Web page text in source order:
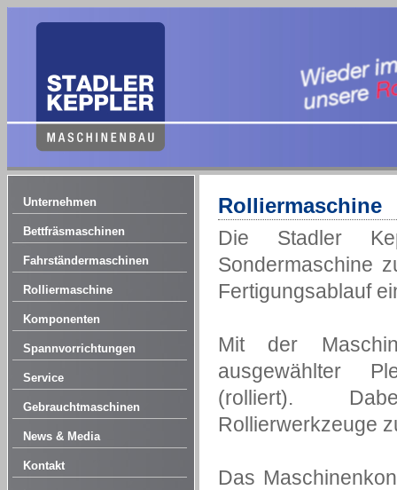
Unternehmen
Bettfräsmaschinen
Fahrständermaschinen
Rolliermaschine
Komponenten
Spannvorrichtungen
Service
Gebrauchtmaschinen
News & Media
Kontakt
Rolliermaschine
Die Stadler
Sondermaschine
Fertigungsablauf
Mit der
ausgewählter
(rolliert).
Rollierwerkzeuge
Das